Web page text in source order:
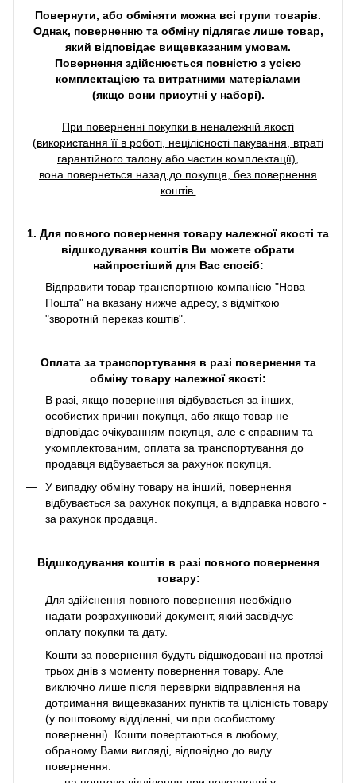
Повернути, або обміняти можна всі групи товарів.
Однак, поверненню та обміну підлягає лише товар,
який відповідає вищевказаним умовам.
Повернення здійснюється повністю з усією
комплектацією та витратними матеріалами
(якщо вони присутні у наборі).
При поверненні покупки в неналежній якості
(використання її в роботі, нецілісності пакування, втраті
гарантійного талону або частин комплектації),
вона повернеться назад до покупця, без повернення
коштів.
1. Для повного повернення товару належної якості та
відшкодування коштів Ви можете обрати
найпростіший для Вас спосіб:
Відправити товар транспортною компанією "Нова
Пошта" на вказану нижче адресу, з відміткою
"зворотній переказ коштів".
Оплата за транспортування в разі повернення та
обміну товару належної якості:
В разі, якщо повернення відбувається за інших,
особистих причин покупця, або якщо товар не
відповідає очікуванням покупця, але є справним та
укомплектованим, оплата за транспортування до
продавця відбувається за рахунок покупця.
У випадку обміну товару на інший, повернення
відбувається за рахунок покупця, а відправка нового -
за рахунок продавця.
Відшкодування коштів в разі повного повернення
товару:
Для здійснення повного повернення необхідно
надати розрахунковий документ, який засвідчує
оплату покупки та дату.
Кошти за повернення будуть відшкодовані на протязі
трьох днів з моменту повернення товару. Але
виключно лише після перевірки відправлення на
дотримання вищевказаних пунктів та цілісність товару
(у поштовому відділенні, чи при особистому
поверненні). Кошти повертаються в любому,
обраному Вами вигляді, відповідно до виду
повернення: